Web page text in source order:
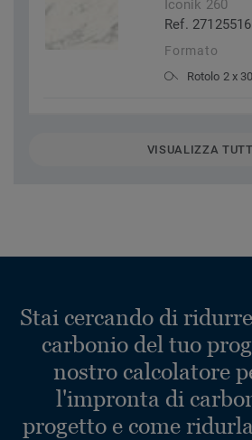
Iconik 260
Ref. 27125516
Formato
Rotolo 2 x
VISUALIZZA
Stai cercando di
carbonio del tuo
nostro calcolatore
l'impronta di
progetto e come